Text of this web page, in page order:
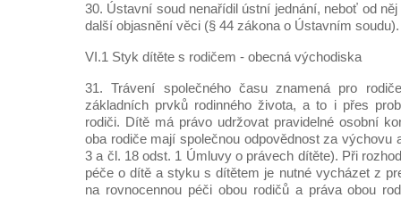
30. Ústavní soud nenařídil ústní jednání, neboť od
další objasnění věci (§ 44 zákona o Ústavním soudu).
VI.1 Styk dítěte s rodičem - obecná východiska
31. Trávení společného času znamená pro
základních prvků rodinného života, a to i přes
rodiči. Dítě má právo udržovat pravidelné osobní
oba rodiče mají společnou odpovědnost za výchovu
3 a čl. 18 odst. 1 Úmluvy o právech dítěte). Při
péče o dítě a styku s dítětem je nutné vycházet z
na rovnocennou péči obou rodičů a práva obou